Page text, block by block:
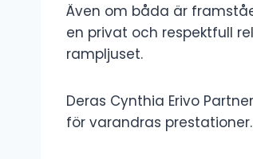
Även om båda är
en privat och respektfull
rampljuset.
Deras Cynthia Erivo
för varandras prestationer.